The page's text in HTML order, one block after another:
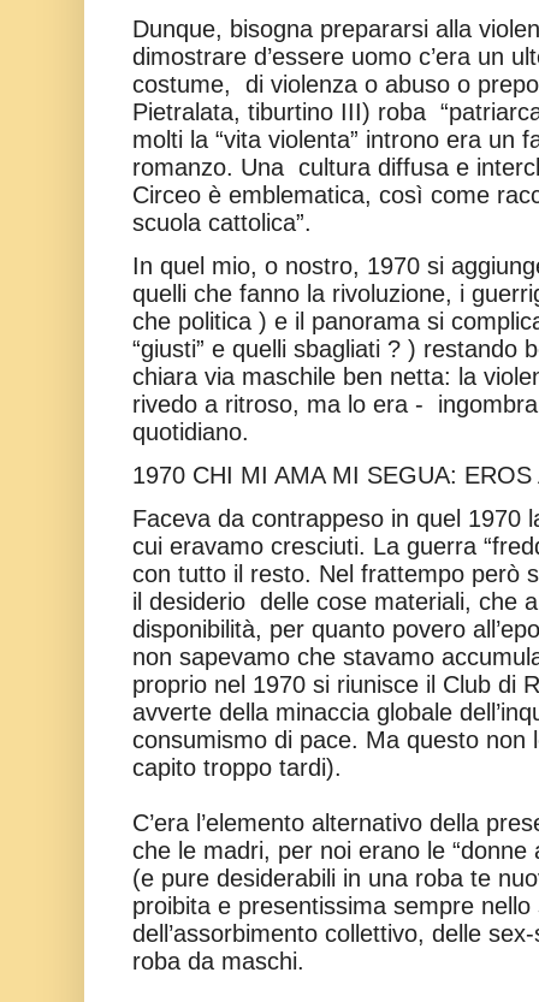
Dunque, bisogna prepararsi alla
dimostrare d’essere uomo c’era un
costume,
di violenza o abuso o
Pietralata, tiburtino III) roba
molti la “vita violenta” introno era un
romanzo. Una cultura diffusa e
Circeo è emblematica, così come
scuola cattolica”.
In quel mio, o nostro, 1970 si
quelli che fanno la rivoluzione, i
che politica ) e il panorama si
“giusti” e quelli sbagliati ? ) restando
chiara via maschile ben netta: la
rivedo a ritroso, ma lo era -
quotidiano.
1970 CHI MI AMA MI SEGUA:
Faceva da contrappeso in quel 1970
cui eravamo cresciuti. La guerra
con tutto il resto. Nel frattempo però
il desiderio delle cose materiali, che
disponibilità, per quanto povero
non sapevamo che stavamo
proprio nel 1970 si riunisce il Club di
avverte della minaccia globale
consumismo di pace. Ma questo non
capito troppo tardi).
C’era l’elemento alternativo della
che le madri, per noi erano le “donne
(e pure desiderabili in una roba te
proibita e presentissima sempre nello
dell’assorbimento collettivo, delle
roba da maschi.